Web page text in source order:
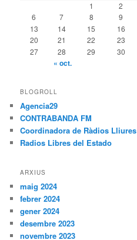
1 2
6
7 8 9
13 14 15 16
20
21 22 23
27 28 29 30
« oct.
BLOGROLL
Agencia29
CONTRABANDA FM
Coordinadora de Ràdios Lliures
Radios Libres del Estado
ARXIUS
maig 2024
febrer 2024
gener 2024
desembre 2023
novembre 2023